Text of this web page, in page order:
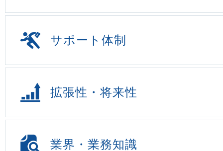
サポート体制
拡張性・将来性
業界・業務知識